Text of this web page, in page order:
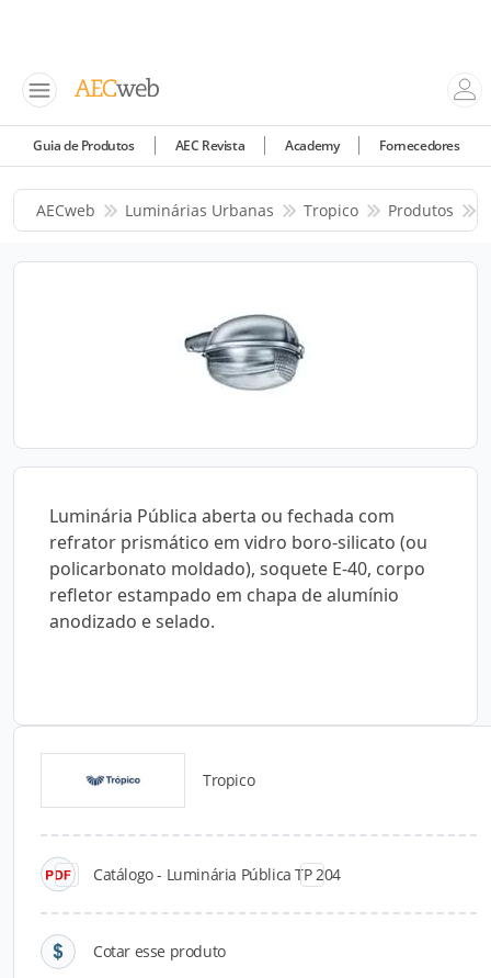
Guia de Produtos AEC Revista Academy Fornecedores
AECweb Luminárias Urbanas Tropico Produtos
Luminária Pública aberta ou fechada com
refrator prismático em vidro boro-silicato (ou
policarbonato moldado), soquete E-40, corpo
refletor estampado em chapa de alumínio
anodizado e selado.
Tropico
Catálogo - Luminária Pública TP 204
Cotar esse produto
Catálogos para Download